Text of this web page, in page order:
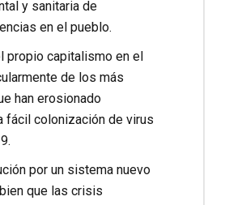
y sanitaria de
en el pueblo.
propio capitalismo en el
de los más
han erosionado
fácil colonización de virus
por un sistema nuevo
que las crisis